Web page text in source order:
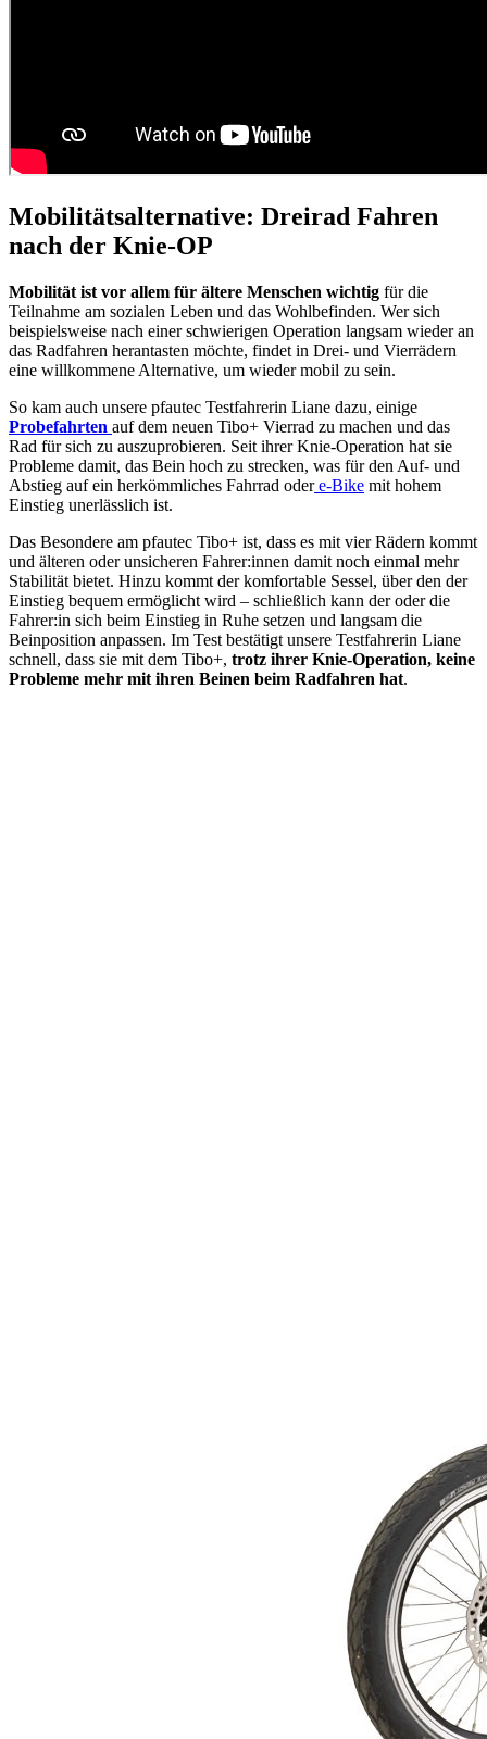
Mobilitätsalternative: Dreirad Fahren
nach der Knie-OP
Mobilität ist vor allem für ältere Menschen wichtig für die
Teilnahme am sozialen Leben und das Wohlbefinden. Wer sich
beispielsweise nach einer schwierigen Operation langsam wieder an
das Radfahren herantasten möchte, findet in Drei- und Vierrädern
eine willkommene Alternative, um wieder mobil zu sein.
So kam auch unsere pfautec Testfahrerin Liane dazu, einige
Probefahrten auf dem neuen Tibo+ Vierrad zu machen und das
Rad für sich zu auszuprobieren. Seit ihrer Knie-Operation hat sie
Probleme damit, das Bein hoch zu strecken, was für den Auf- und
Abstieg auf ein herkömmliches Fahrrad odere-Bike mit hohem
Einstieg unerlässlich ist.
Das Besondere am pfautec Tibo+ ist, dass es mit vier Rädern kommt
und älteren oder unsicheren Fahrer:innen damit noch einmal mehr
Stabilität bietet. Hinzu kommt der komfortable Sessel, über den der
Einstieg bequem ermöglicht wird – schließlich kann der oder die
Fahrer:in sich beim Einstieg in Ruhe setzen und langsam die
Beinposition anpassen. Im Test bestätigt unsere Testfahrerin Liane
schnell, dass sie mit dem Tibo+, trotz ihrer Knie-Operation, keine
Probleme mehr mit ihren Beinen beim Radfahren hat.